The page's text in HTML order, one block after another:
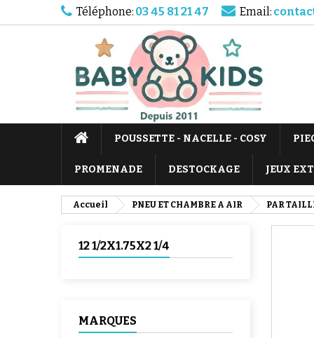
Téléphone: 03 45 81 21 47 Email:
POUSSETTE - NACELLE - COSY
PROMENADE DESTOCKAGE JEUX
Accueil PNEU ET CHAMBRE A AIR PAR
12 1/2X1.75X2 1/4
MARQUES